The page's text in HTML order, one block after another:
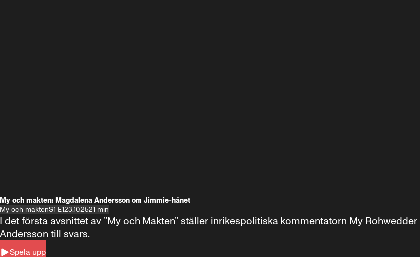
My och makten: Magdalena Andersson om Jimmie-hånet
My och maktenS1 E123.10.2521 min
Spela upp
I det första avsnittet av ”My och Makten” ställer inrikespolitiska kommentatorn My
Andersson till svars.